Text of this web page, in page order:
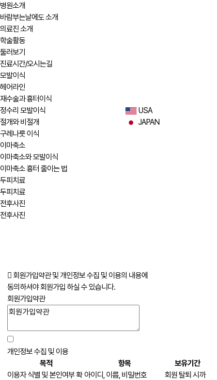
병원소개
바람부는날에도 소개
의료진 소개
학술활동
둘러보기
진료시간/오시는길
모발이식
헤어라인
재수술과 흉터이식
정수리 모발이식
절개와 비절개
구레나룻 이식
이마축소
이마축소와 모발이식
이마축소 흉터 줄이는 법
두피치료
두피치료
전후사진
전후사진
USA
JAPAN
회원가입약관 및 개인정보 수집 및 이용의 내용에
동의하셔야 회원가입 하실 수 있습니다.
회원가입약관
개인정보 수집 및 이용
목적
항목
보유기간
이용자 식별 및 본인여부 확 아이디, 이름, 비밀번호
회원 탈퇴 시까